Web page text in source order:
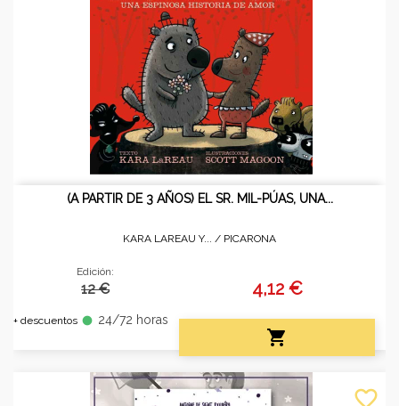
(A PARTIR DE 3 AÑOS) EL SR. MIL-PÚAS, UNA...
KARA LAREAU Y... / PICARONA
Edición:
12 €
+ descuentos fiber_manual_record 24/72 horas
4,12 €

favorite_border